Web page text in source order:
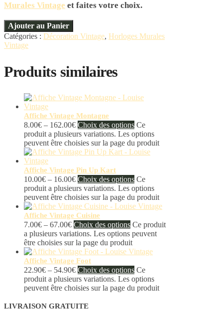
Murales Vintage et faites votre choix.
Ajouter au Panier
Catégories : Décoration Vintage, Horloges Murales
Vintage
Produits similaires
Affiche Vintage Montagne
8.00€ – 162.00€ Choix des options Ce
produit a plusieurs variations. Les options
peuvent être choisies sur la page du produit
Affiche Vintage Pin Up Kart
10.00€ – 16.00€ Choix des options Ce
produit a plusieurs variations. Les options
peuvent être choisies sur la page du produit
Affiche Vintage Cuisine
7.00€ – 67.00€ Choix des options Ce produit
a plusieurs variations. Les options peuvent
être choisies sur la page du produit
Affiche Vintage Foot
22.90€ – 54.90€ Choix des options Ce
produit a plusieurs variations. Les options
peuvent être choisies sur la page du produit
LIVRAISON GRATUITE